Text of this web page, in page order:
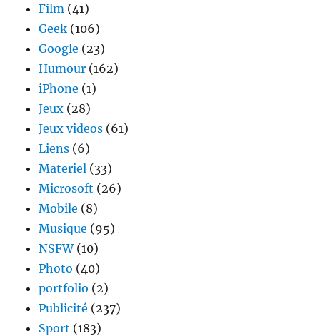
Film (41)
Geek (106)
Google (23)
Humour (162)
iPhone (1)
Jeux (28)
Jeux videos (61)
Liens (6)
Materiel (33)
Microsoft (26)
Mobile (8)
Musique (95)
NSFW(10)
Photo (40)
portfolio (2)
Publicité (237)
Sport (183)